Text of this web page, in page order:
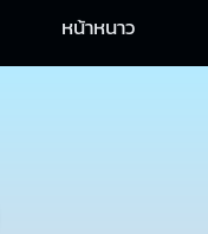
หน้าหนาว